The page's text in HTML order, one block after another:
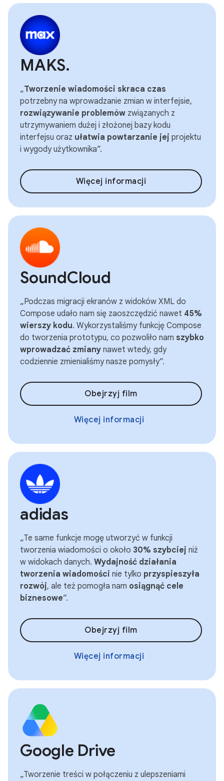
MAKS.
„Tworzenie wiadomości skraca czas
potrzebny na wprowadzanie zmian w interfejsie,
rozwiązywanie problemów związanych z
utrzymywaniem dużej i złożonej bazy kodu
interfejsu oraz ułatwia powtarzanie jej projektu
i wygody użytkownika”.
Więcej informacji
SoundCloud
„Podczas migracji ekranów z widoków XML do
Compose udało nam się zaoszczędzić nawet 45%
wierszy kodu. Wykorzystaliśmy funkcję Compose
do tworzenia prototypu, co pozwoliło nam szybko
wprowadzać zmiany nawet wtedy, gdy
codziennie zmienialiśmy nasze pomysły”.
Obejrzyj film
Więcej informacji
adidas
„Te same funkcje mogę utworzyć w funkcji
tworzenia wiadomości o około 30% szybciej niż
w widokach danych. Wydajność działania
tworzenia wiadomości nie tylko przyspieszyła
rozwój, ale też pomogła nam osiągnąć cele
biznesowe”.
Obejrzyj film
Więcej informacji
Google Drive
„Tworzenie treści w połączeniu z ulepszeniami